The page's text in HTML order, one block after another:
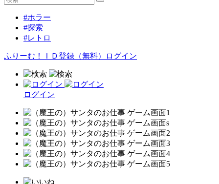
#ホラー
#探索
#レトロ
ふりーむ！ＩＤ登録（無料） ログイン
ログイン